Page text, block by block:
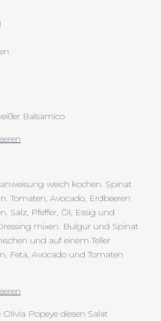
Balsamico
weich kochen. Spinat
Tomaten, Avocado, Erdbeeren
Salz, Pfeffer, Öl, Essig und
mixen. Bulgur und Spinat
und auf einem Teller
Feta, Avocado und Tomaten
Popeye diesen Salat